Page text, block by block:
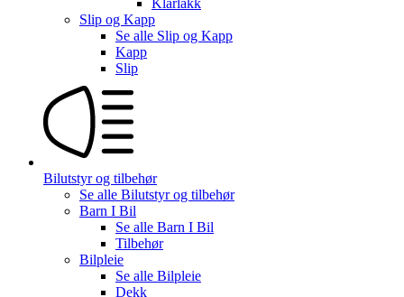
Slip og Kapp
Se alle Slip og Kapp
Kapp
Slip
Bilutstyr og tilbehør
Se alle Bilutstyr og tilbehør
Barn I Bil
Se alle Barn I Bil
Tilbehør
Bilpleie
Se alle Bilpleie
Dekk